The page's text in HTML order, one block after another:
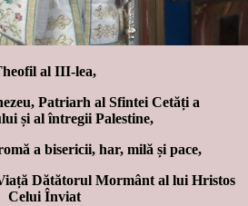
al III-lea,
Patriarh al Sfintei Cetăți a
și al întregii Palestine,
a bisericii, har, milă și pace,
Dătătorul Mormânt al lui Hristos
Celui Înviat